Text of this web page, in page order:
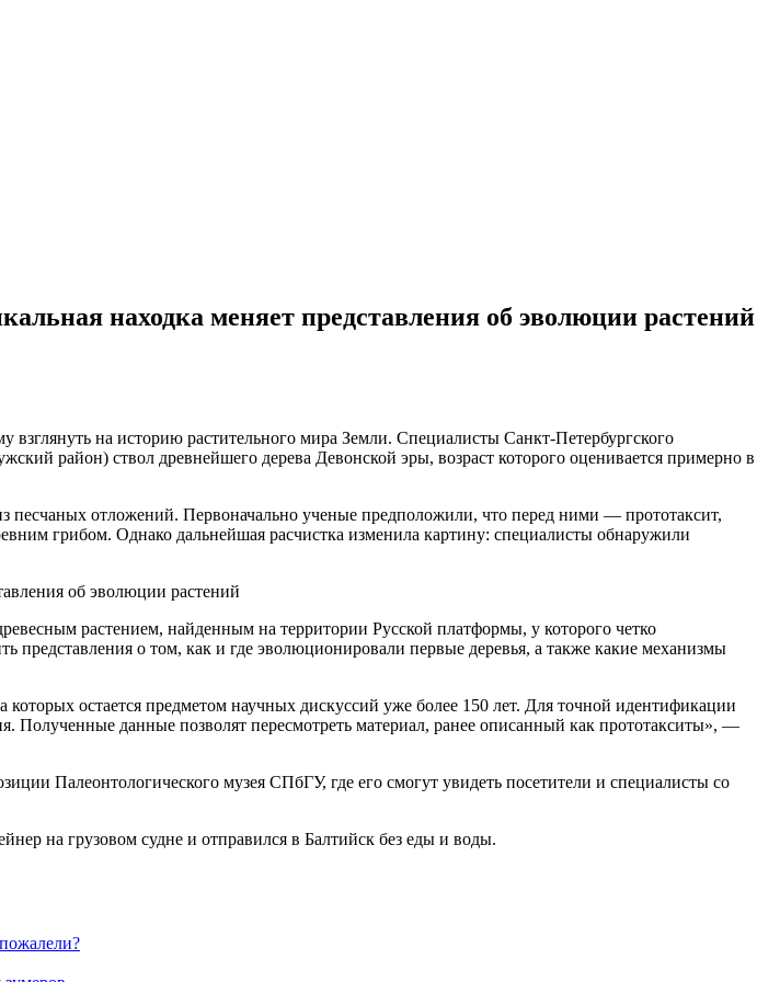
находка меняет представления об эволюции растений
на историю растительного мира Земли. Специалисты Санкт-Петербургского
район) ствол древнейшего дерева Девонской эры, возраст которого оценивается примерно в
песчаных отложений. Первоначально ученые предположили, что перед ними — прототаксит,
грибом. Однако дальнейшая расчистка изменила картину: специалисты обнаружили
растением, найденным на территории Русской платформы, у которого четко
представления о том, как и где эволюционировали первые деревья, а также какие механизмы
остается предметом научных дискуссий уже более 150 лет. Для точной идентификации
Полученные данные позволят пересмотреть материал, ранее описанный как прототакситы», —
Палеонтологического музея СПбГУ, где его смогут увидеть посетители и специалисты со
на грузовом судне и отправился в Балтийск без еды и воды.